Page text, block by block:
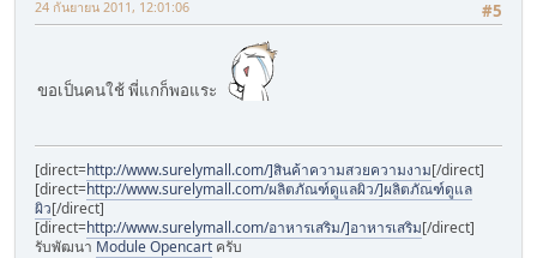
#5
24 กันยายน 2011, 12:01:06
ขอเป็นคนใช้ พี่แกก็พอแระ
[direct=http://www.surelymall.com/]สินค้าความสวยความงาม[/direct]
[direct=http://www.surelymall.com/ผลิตภัณฑ์ดูแลผิว/]ผลิตภัณฑ์ดูแล
ผิว[/direct]
[direct=http://www.surelymall.com/อาหารเสริม/]อาหารเสริม[/direct]
รับพัฒนา Module Opencart ครับ